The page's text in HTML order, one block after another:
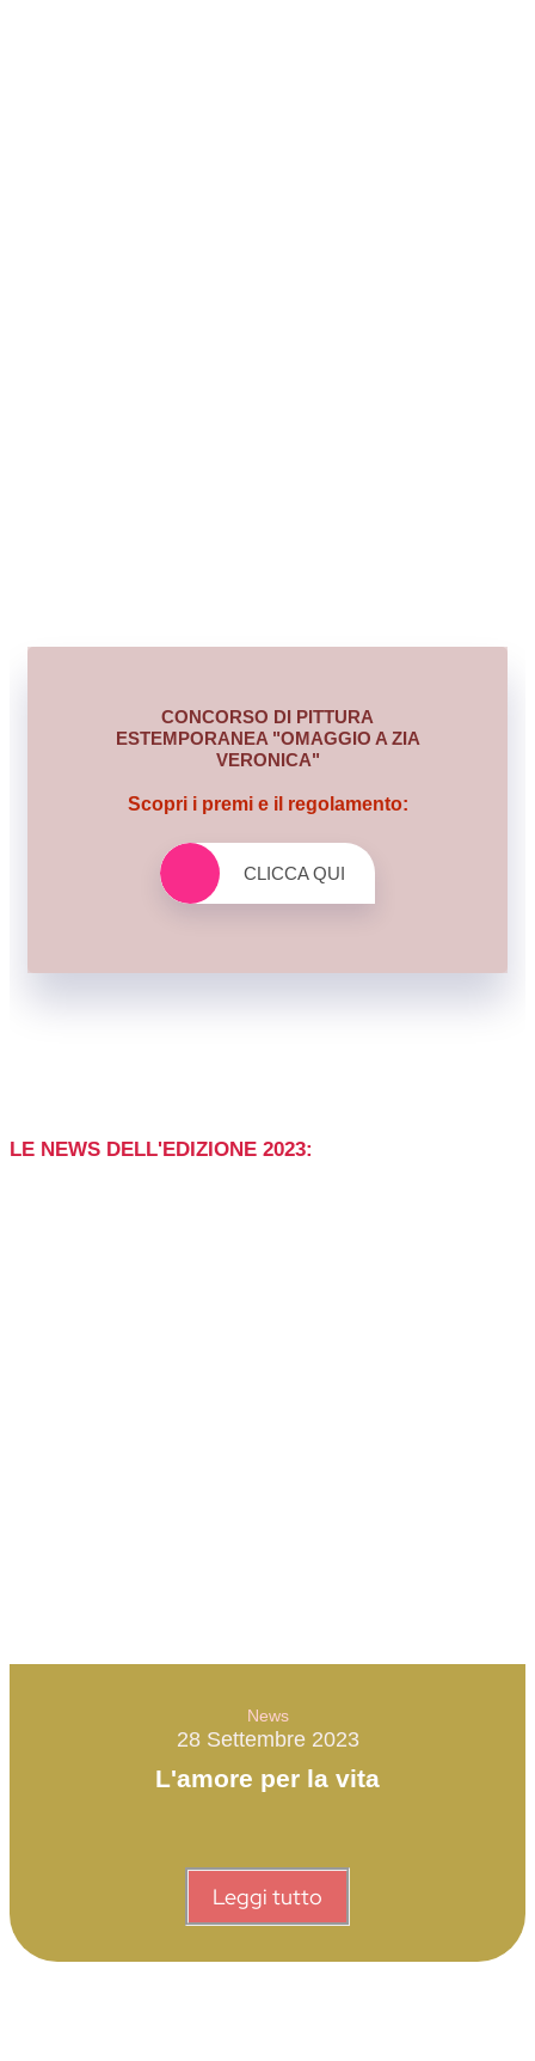
CONCORSO DI PITTURA
ESTEMPORANEA "OMAGGIO A ZIA
VERONICA"
Scopri i premi e il regolamento:
CLICCA QUI
LE NEWS DELL'EDIZIONE 2023:
News
28 Settembre 2023
L'amore per la vita
Leggi tutto